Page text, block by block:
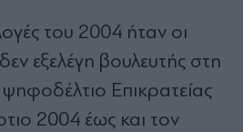
του 2004 ήταν οι
εξελέγη βουλευτής στη
Επικρατείας
2004 έως και τον